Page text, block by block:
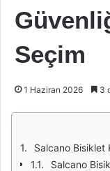
Seçim
1 Haziran 2026 3
Salcano Bisiklet
Salcano